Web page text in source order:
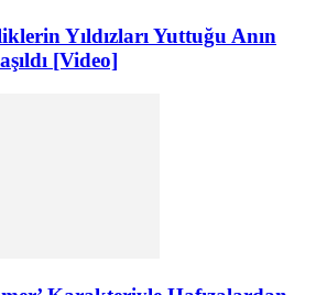
Yıldızları Yuttuğu Anın
[Video]